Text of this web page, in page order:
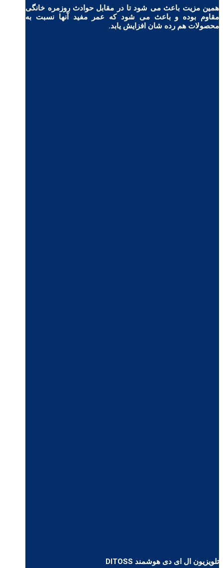
همین مزیت باعث می شود تا در مقابل حوادث روزمره خانگی
مقاوم بوده و باعث می شود که عمر مفید آنها نسبت به
محصولات هم رده شان افزایش یابد.
تلویزیون ال ای دی هوشمند DITOSS